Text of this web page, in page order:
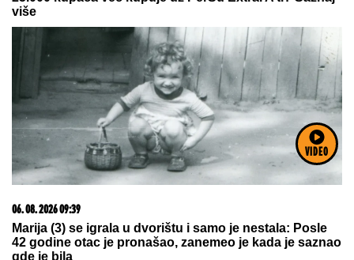
VIDEO
23. 07. 2026 12:47
Letnje večeri u gradu više nisu rezervisane za vikend:
Zašto sve više ljudi bira večeru koja se spontano
pretvori u druženje